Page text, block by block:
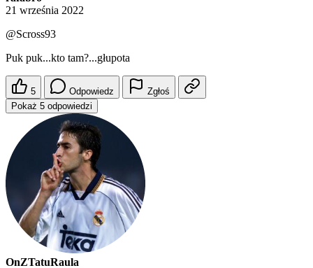
21 września 2022
@Scross93
Puk puk...kto tam?...głupota
5 Odpowiedz
Zgłoś
Pokaż 5 odpowiedzi
OnZTatuRaula